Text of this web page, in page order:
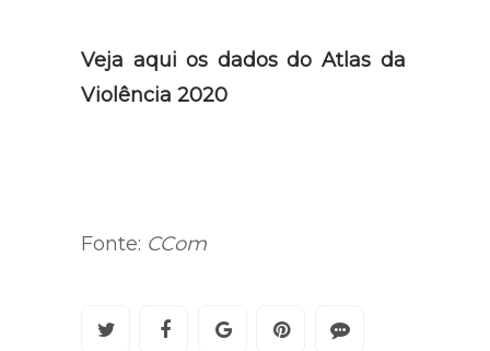
Veja aqui os dados do Atlas da